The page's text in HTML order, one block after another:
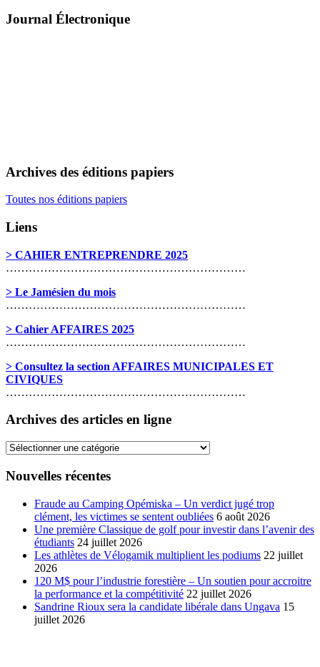
Journal Électronique
Archives des éditions papiers
Toutes nos éditions papiers
Liens
> CAHIER ENTREPRENDRE 2025
………………………………………………………
> Le Jamésien du mois
………………………………………………………
> Cahier AFFAIRES 2025
………………………………………………………
> Consultez la section AFFAIRES MUNICIPALES ET
CIVIQUES
………………………………………………………
Archives des articles en ligne
Archives
articles
Nouvelles récentes
Fraude au Camping Opémiska – Un verdict jugé trop
clément, les victimes se sentent oubliées 6 août 2026
Une première Classique de golf pour investir dans l’avenir des
étudiants 24 juillet 2026
Les athlètes de Vélogamik multiplient les podiums 22 juillet
2026
120 M$ pour l’industrie forestière – Un soutien pour accroitre
la performance et la compétitivité 22 juillet 2026
Sandrine Rioux sera la candidate libérale dans Ungava 15
juillet 2026